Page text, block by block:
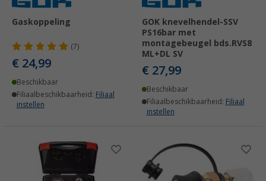
Gaskoppeling
(7)
€ 24,99
Beschikbaar
Filiaalbeschikbaarheid: Filiaal
instellen
GOK knevelhendel-SSV
PS16bar met
montagebeugel bds.RVS8
ML+DL SV
€ 27,99
Beschikbaar
Filiaalbeschikbaarheid: Filiaal
instellen